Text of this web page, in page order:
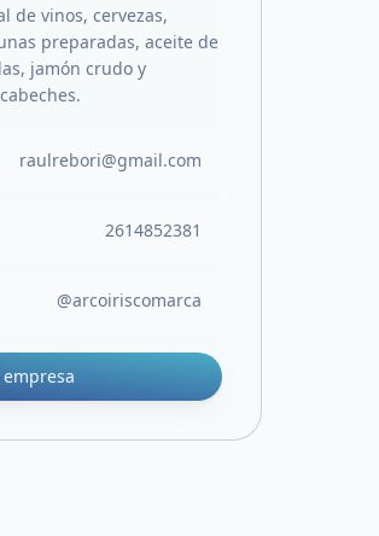
de vinos, cervezas,
preparadas, aceite de
jamón crudo y
raulrebori@gmail.com
2614852381
@arcoiriscomarca